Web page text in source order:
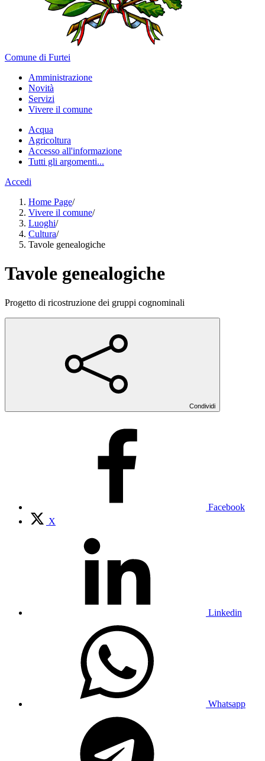
Comune di Furtei
Amministrazione
Novità
Servizi
Vivere il comune
Acqua
Agricoltura
Accesso all'informazione
Tutti gli argomenti...
Accedi
Home Page/
Vivere il comune/
Luoghi/
Cultura/
Tavole genealogiche
Tavole genealogiche
Progetto di ricostruzione dei gruppi cognominali
Condividi
Facebook
X
Linkedin
Whatsapp